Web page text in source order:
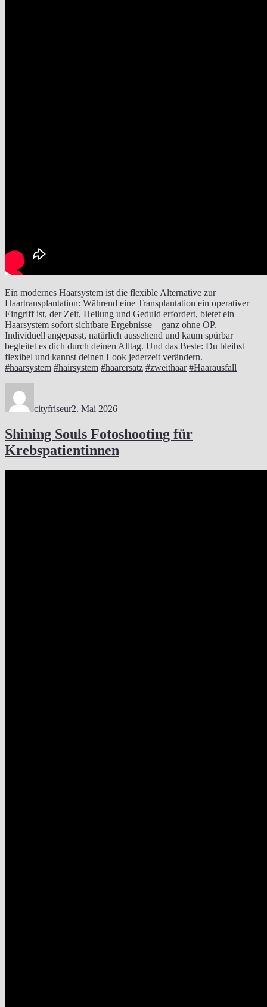
Ein modernes Haarsystem ist die flexible Alternative zur
Haartransplantation: Während eine Transplantation ein operativer
Eingriff ist, der Zeit, Heilung und Geduld erfordert, bietet ein
Haarsystem sofort sichtbare Ergebnisse – ganz ohne OP.
Individuell angepasst, natürlich aussehend und kaum spürbar
begleitet es dich durch deinen Alltag. Und das Beste: Du bleibst
flexibel und kannst deinen Look jederzeit verändern.
#haarsystem #hairsystem #haarersatz #zweithaar #Haarausfall
cityfriseur2. Mai 2026
Shining Souls Fotoshooting für
Krebspatientinnen